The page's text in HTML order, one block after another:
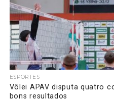
ESPORTES
Vôlei APAV disputa quatro
bons resultados